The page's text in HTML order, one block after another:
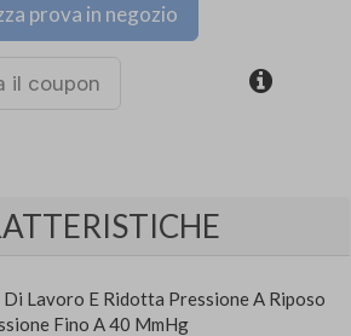
prova in negozio
il coupon
Lavoro E Ridotta Pressione A Riposo
Fino A 40 MmHg